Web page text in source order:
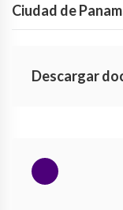
Ciudad de
Descargar